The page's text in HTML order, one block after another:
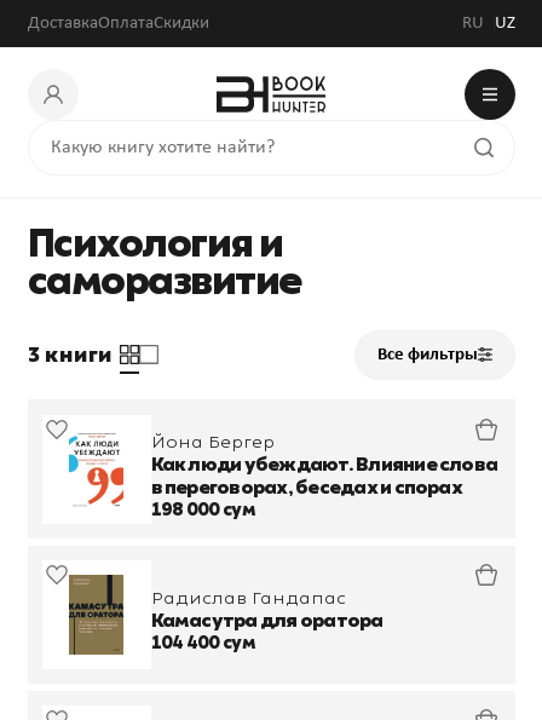
ДоставкаОплатаСкидки RU UZ
Психология и
саморазвитие
3 книги Все фильтры
Йона Бергер
Как люди убеждают. Влияние слова
в переговорах, беседах и спорах
198 000 сум
Радислав Гандапас
Камасутра для оратора
104 400 сум